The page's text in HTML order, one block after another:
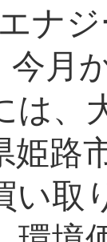
ナ
今月
は、
姫路
い取